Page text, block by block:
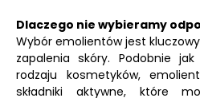
Dlaczego nie wybieramy
Wybór emolientów jest
zapalenia skóry. Podobnie
rodzaju kosmetyków,
składniki aktywne, które